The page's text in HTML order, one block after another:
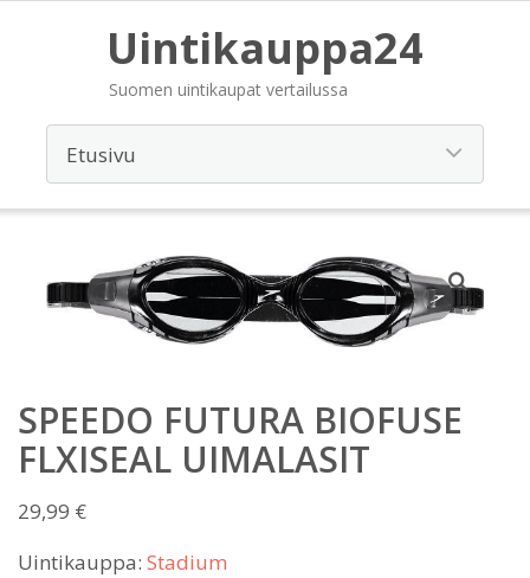
Uintikauppa24
Suomen uintikaupat vertailussa
SPEEDO FUTURA BIOFUSE
FLXISEAL UIMALASIT
29,99 €
Uintikauppa: Stadium